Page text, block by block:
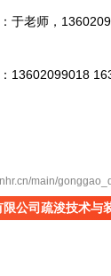
老师，
main/
公司疏浚技术与